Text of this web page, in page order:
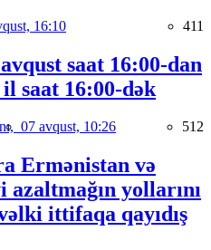
16:10 411
saat 16:00-dan
il saat 16:00-dək
07 avqust, 10:26 512
Ermənistan və
yollarını
ittifaqa qayıdış